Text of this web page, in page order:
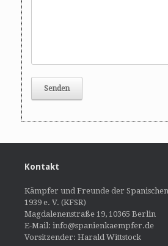
Kontakt
Kämpfer und Freunde der
1939 e. V. (KFSR)
Magdalenenstraße 19, 10365 Berlin
E-Mail: info@spanienkaempfer.de
Vorsitzender: Harald Wittstock